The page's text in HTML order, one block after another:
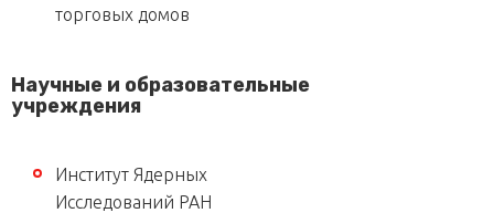
торговых домов
Научные и образовательные
учреждения
Институт Ядерных
Исследований РАН